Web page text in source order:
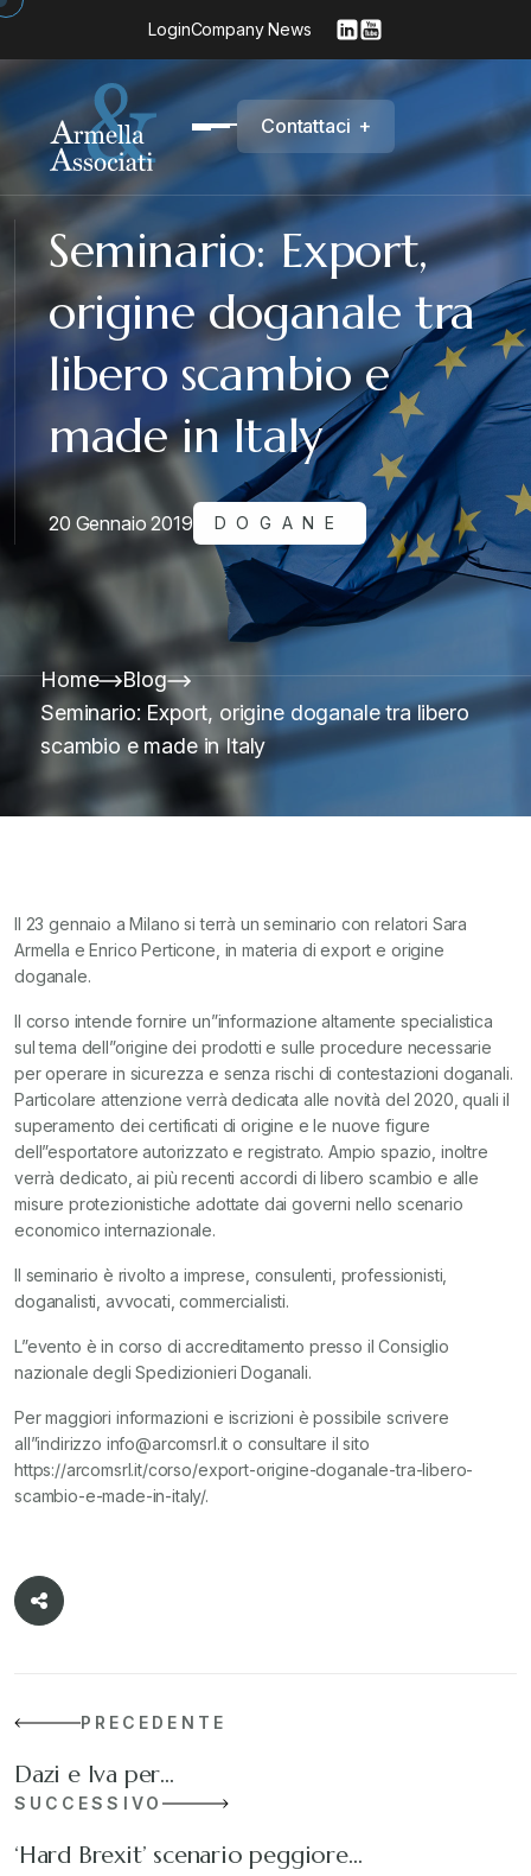
LoginCompany News
Contattaci +
Seminario: Export,
origine doganale tra
libero scambio e
made in Italy
20 Gennaio 2019 DOGANE
Home
Blog
Seminario: Export, origine doganale tra libero
scambio e made in Italy
Il 23 gennaio a Milano si terrà un seminario con relatori Sara
Armella e Enrico Perticone, in materia di export e origine
doganale.
Il corso intende fornire un”informazione altamente specialistica
sul tema dell”origine dei prodotti e sulle procedure necessarie
per operare in sicurezza e senza rischi di contestazioni doganali.
Particolare attenzione verrà dedicata alle novità del 2020, quali il
superamento dei certificati di origine e le nuove figure
dell”esportatore autorizzato e registrato. Ampio spazio, inoltre
verrà dedicato, ai più recenti accordi di libero scambio e alle
misure protezionistiche adottate dai governi nello scenario
economico internazionale.
Il seminario è rivolto a imprese, consulenti, professionisti,
doganalisti, avvocati, commercialisti.
L”evento è in corso di accreditamento presso il Consiglio
nazionale degli Spedizionieri Doganali.
Per maggiori informazioni e iscrizioni è possibile scrivere
all”indirizzo info@arcomsrl.it o consultare il sito
https://arcomsrl.it/corso/export-origine-doganale-tra-libero-
scambio-e-made-in-italy/.
PRECEDENTE
Dazi e Iva per…
SUCCESSIVO
‘Hard Brexit’ scenario peggiore…